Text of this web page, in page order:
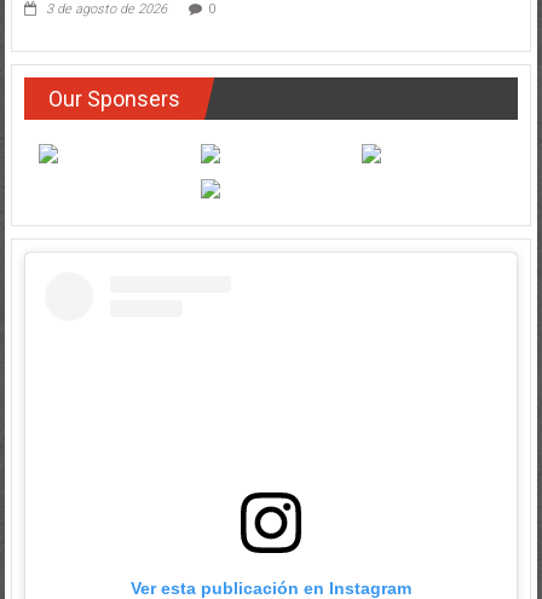
3 de agosto de 2026 0
Our Sponsers
Ver esta publicación en Instagram